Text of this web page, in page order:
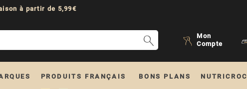
à partir de 5,99€
Mon
Compte
PRODUITS FRANÇAIS BONS PLANS NUTRICROC